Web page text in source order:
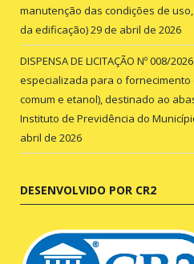
manutenção das condições de
da edificação)29 de abril de 2026
DISPENSA DE LICITAÇÃO Nº 008/
especializada para o fornecimento
comum e etanol), destinado ao
Instituto de Previdência do
abril de 2026
DESENVOLVIDO POR CR2